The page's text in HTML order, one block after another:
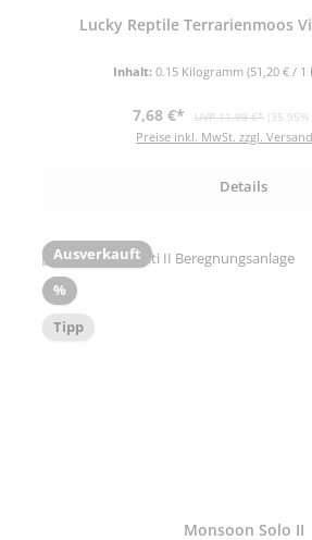
Lucky Reptile Terrarienmoos
Inhalt: 0.15 Kilogramm (51,20 € /
Verkaufspreis:
7,68 €* Regulärer Preis:
UVP 11,99 €*
Preise inkl. MwSt. zzgl.
Details
Ausverkauft
%Rabatt
Tipp
Monsoon Solo II